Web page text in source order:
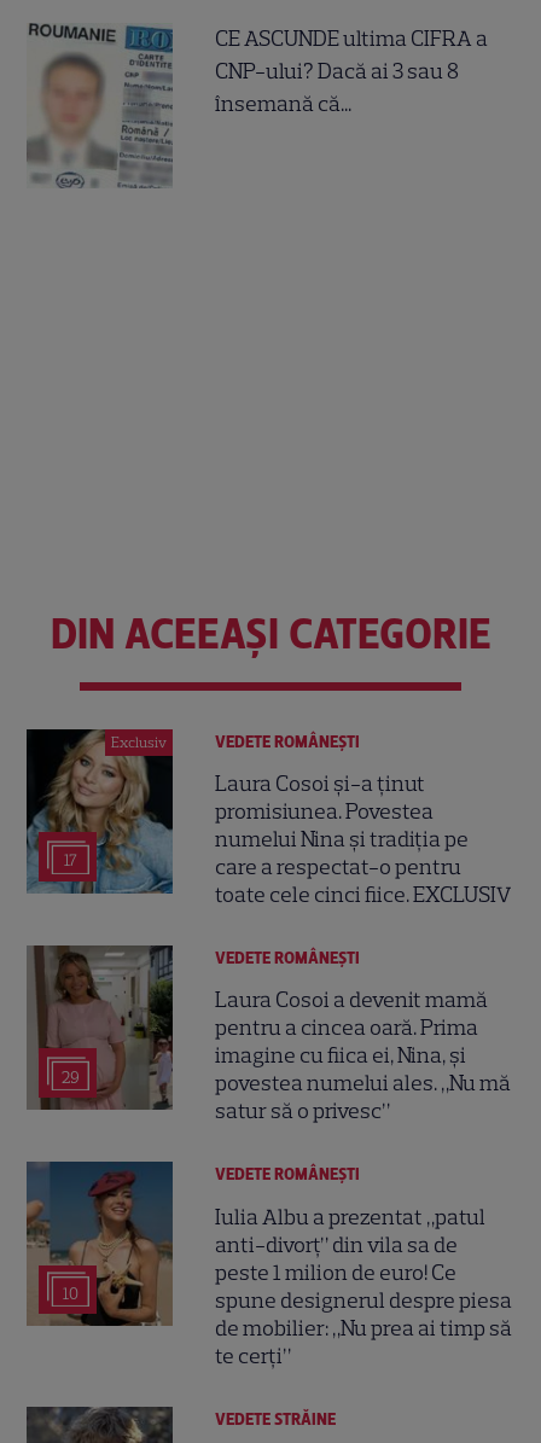
CE ASCUNDE ultima CIFRA a
CNP-ului? Dacă ai 3 sau 8
însemană că...
DIN ACEEAȘI CATEGORIE
Exclusiv
17
VEDETE ROMÂNEŞTI
Laura Cosoi și-a ținut
promisiunea. Povestea
numelui Nina și tradiția pe
care a respectat-o pentru
toate cele cinci fiice. EXCLUSIV
29
VEDETE ROMÂNEŞTI
Laura Cosoi a devenit mamă
pentru a cincea oară. Prima
imagine cu fiica ei, Nina, și
povestea numelui ales. „Nu mă
satur să o privesc”
10
VEDETE ROMÂNEŞTI
Iulia Albu a prezentat „patul
anti-divorț” din vila sa de
peste 1 milion de euro! Ce
spune designerul despre piesa
de mobilier: „Nu prea ai timp să
te cerți”
VEDETE STRĂINE